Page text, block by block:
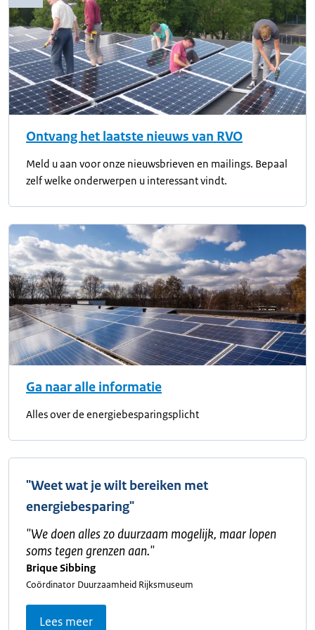
Ontvang het laatste nieuws van RVO
Meld u aan voor onze nieuwsbrieven en mailings. Bepaal
zelf welke onderwerpen u interessant vindt.
Ga naar alle informatie
Alles over de energiebesparingsplicht
"Weet wat je wilt bereiken met
energiebesparing"
"We doen alles zo duurzaam mogelijk, maar lopen
soms tegen grenzen aan."
Brique Sibbing
Coördinator Duurzaamheid Rijksmuseum
Lees meer